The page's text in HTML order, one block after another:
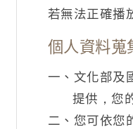
若無法正確播
個人資料蒐
一、文化部及
提供，您
二、您可依您